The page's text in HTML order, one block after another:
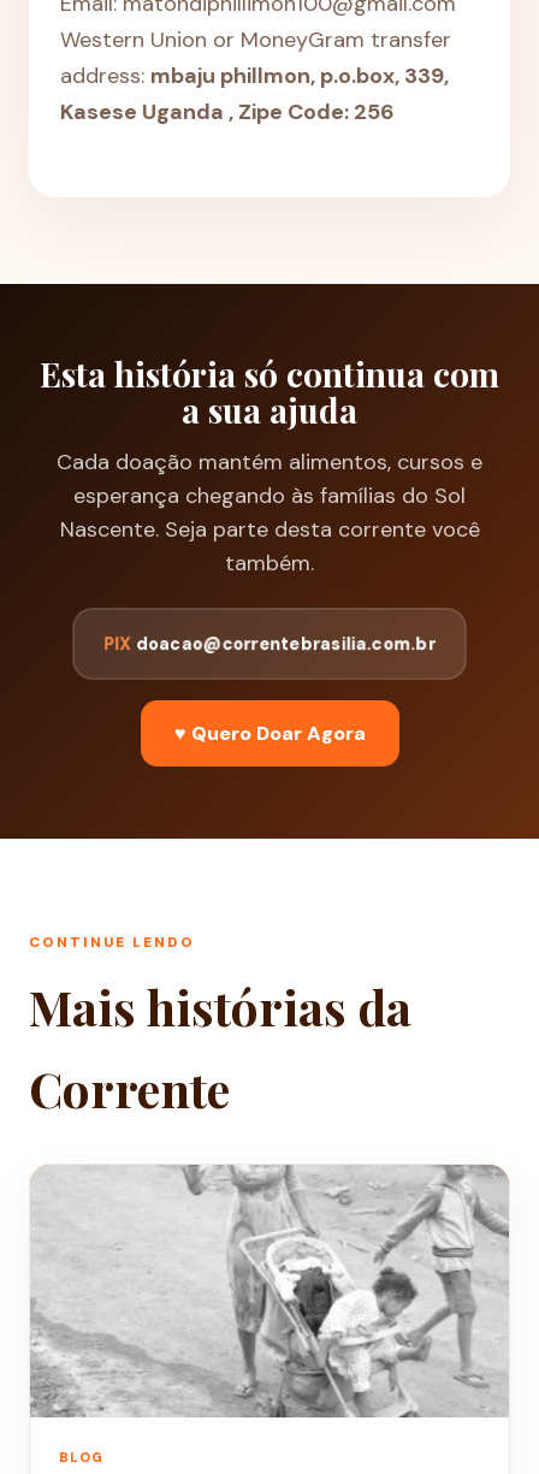
Western Union or MoneyGram transfer
address: mbaju phillmon, p.o.box, 339,
Kasese Uganda , Zipe Code: 256
Esta história só continua com
a sua ajuda
Cada doação mantém alimentos, cursos e
esperança chegando às famílias do Sol
Nascente. Seja parte desta corrente você
também.
PIX doacao@correntebrasilia.com.br
♥ Quero Doar Agora
CONTINUE LENDO
Mais histórias da
Corrente
BLOG